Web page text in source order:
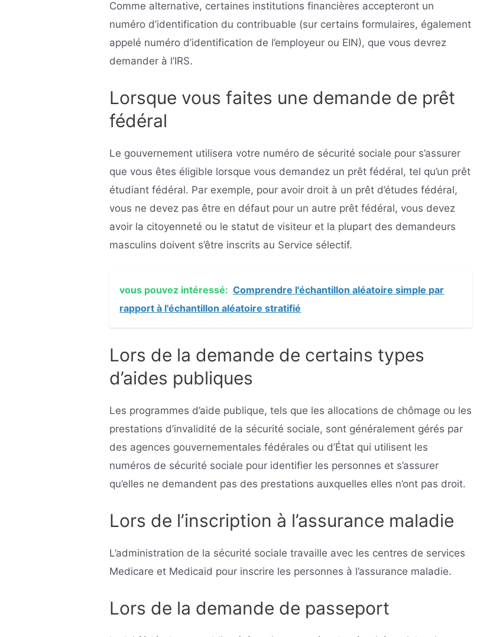
Comme alternative, certaines institutions financières accepteront un
numéro d’identification du contribuable (sur certains formulaires, également
appelé numéro d’identification de l’employeur ou EIN), que vous devrez
demander à l’IRS.
Lorsque vous faites une demande de prêt
fédéral
Le gouvernement utilisera votre numéro de sécurité sociale pour s’assurer
que vous êtes éligible lorsque vous demandez un prêt fédéral, tel qu’un prêt
étudiant fédéral. Par exemple, pour avoir droit à un prêt d’études fédéral,
vous ne devez pas être en défaut pour un autre prêt fédéral, vous devez
avoir la citoyenneté ou le statut de visiteur et la plupart des demandeurs
masculins doivent s’être inscrits au Service sélectif.
vous pouvez intéressé: Comprendre l'échantillon aléatoire simple par
rapport à l'échantillon aléatoire stratifié
Lors de la demande de certains types
d’aides publiques
Les programmes d’aide publique, tels que les allocations de chômage ou les
prestations d’invalidité de la sécurité sociale, sont généralement gérés par
des agences gouvernementales fédérales ou d’État qui utilisent les
numéros de sécurité sociale pour identifier les personnes et s’assurer
qu’elles ne demandent pas des prestations auxquelles elles n’ont pas droit.
Lors de l’inscription à l’assurance maladie
L’administration de la sécurité sociale travaille avec les centres de services
Medicare et Medicaid pour inscrire les personnes à l’assurance maladie.
Lors de la demande de passeport